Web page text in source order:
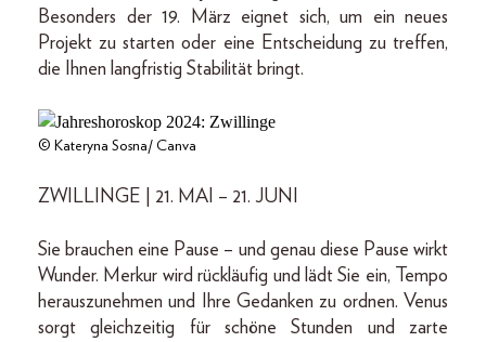
Besonders der 19. März eignet sich, um ein neues
Projekt zu starten oder eine Entscheidung zu treffen,
die Ihnen langfristig Stabilität bringt.
© Kateryna Sosna/ Canva
ZWILLINGE | 21. MAI – 21. JUNI
Sie brauchen eine Pause – und genau diese Pause wirkt
Wunder. Merkur wird rückläufig und lädt Sie ein, Tempo
herauszunehmen und Ihre Gedanken zu ordnen. Venus
sorgt gleichzeitig für schöne Stunden und zarte